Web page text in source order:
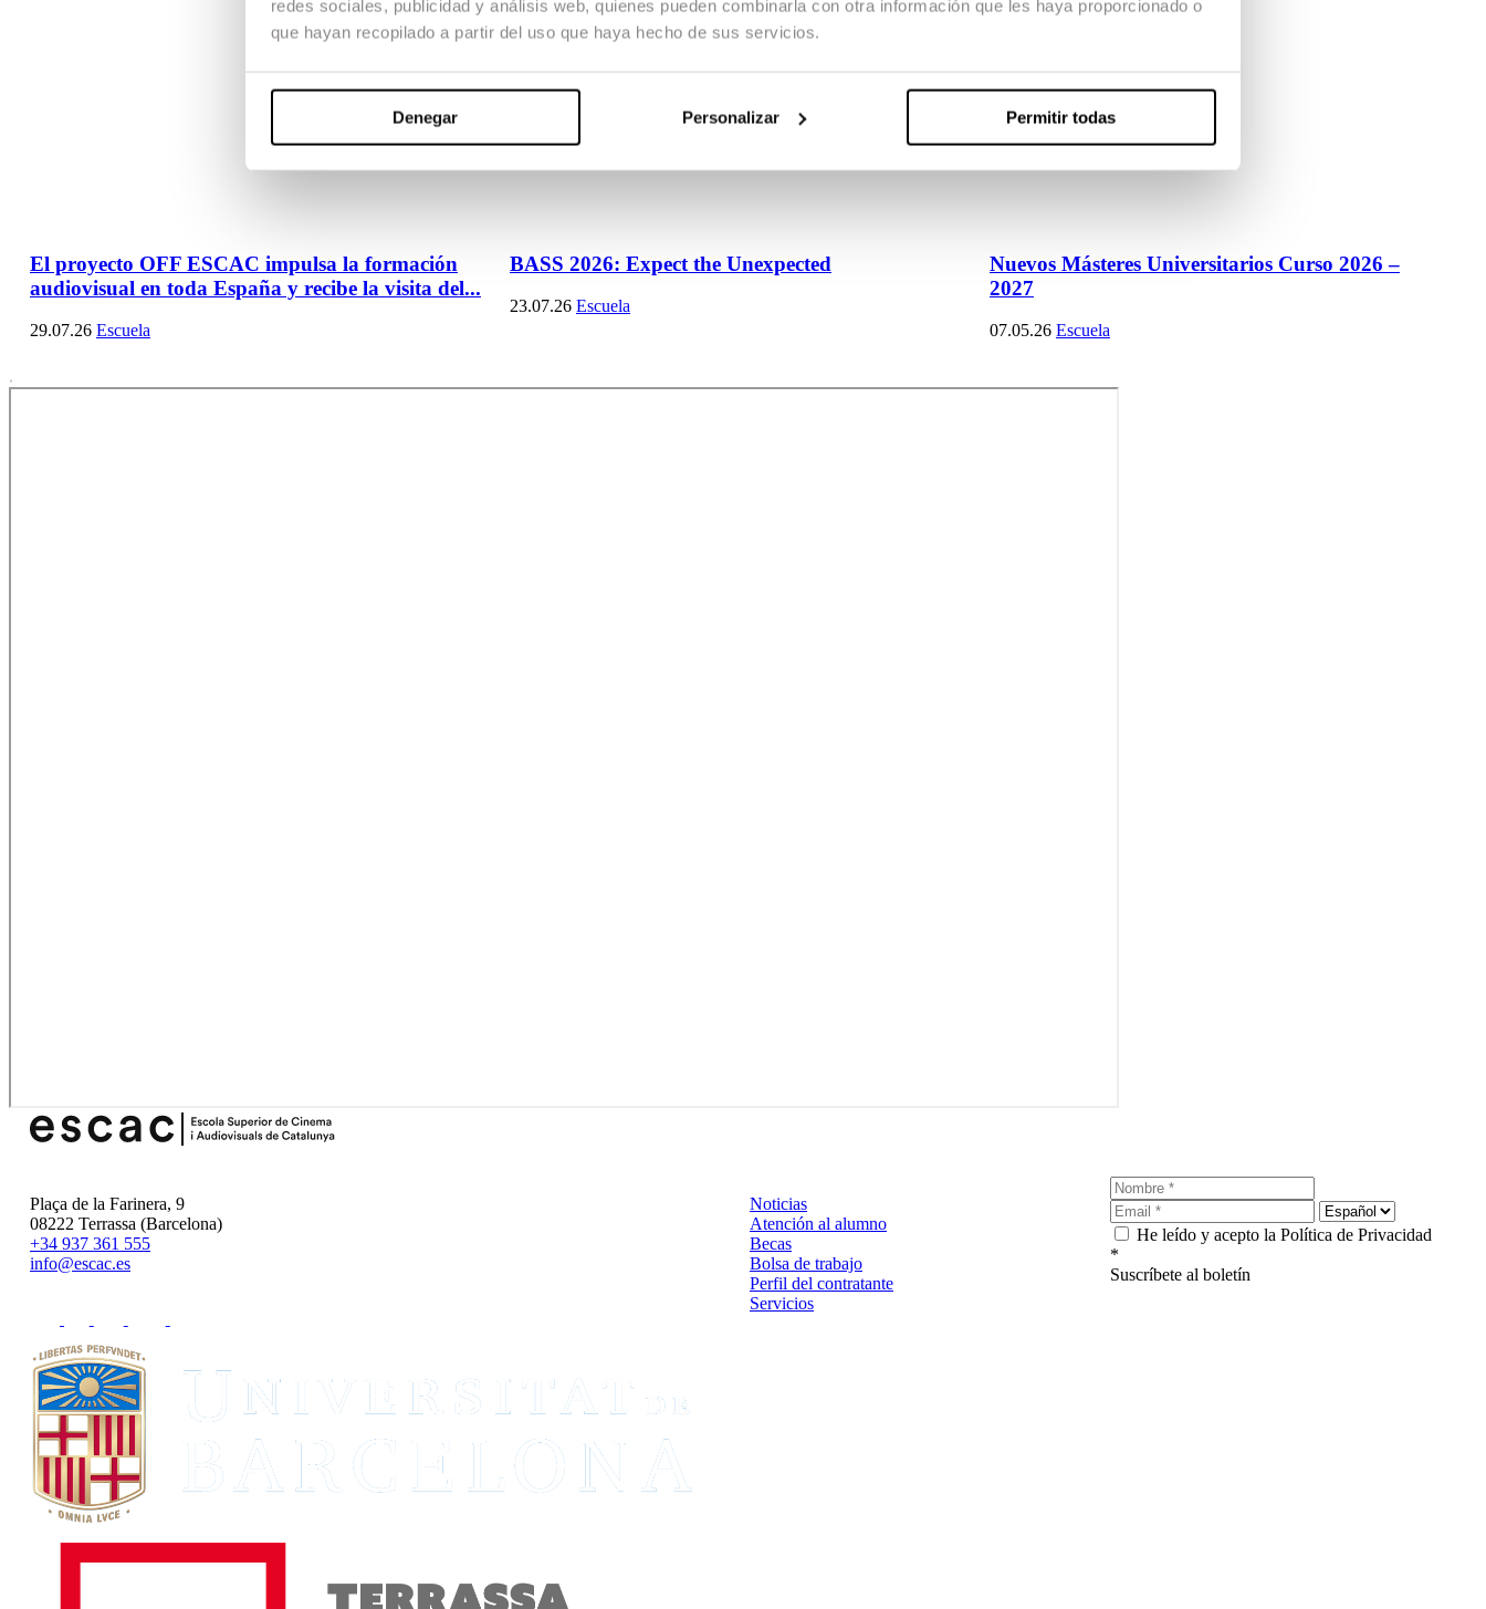
redes sociales, publicidad y análisis web, quienes pueden combinarla con otra información que les haya proporcionado o
que hayan recopilado a partir del uso que haya hecho de sus servicios.
Denegar Personalizar Permitir todas
El proyecto OFF ESCAC impulsa la formación
audiovisual en toda España y recibe la visita del...
29.07.26 Escuela
BASS 2026: Expect the Unexpected
23.07.26 Escuela
Nuevos Másteres Universitarios Curso 2026 –
2027
07.05.26 Escuela
Plaça de la Farinera, 9
08222 Terrassa (Barcelona)
+34 937 361 555
info@escac.es
Noticias
Atención al alumno
Becas
Bolsa de trabajo
Perfil del contratante
Servicios
He leído y acepto la Política de Privacidad
*
Suscríbete al boletín